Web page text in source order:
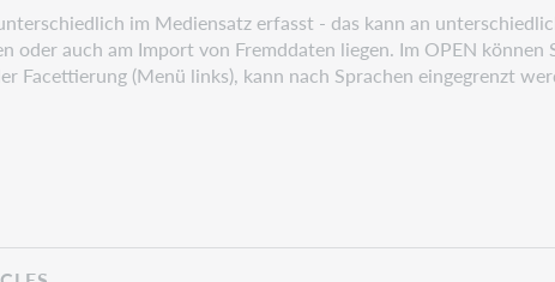
im Mediensatz erfasst - das kann an
oder auch am Import von Fremddaten liegen. Im OPEN können
Facettierung (Menü links), kann nach Sprachen eingegrenzt